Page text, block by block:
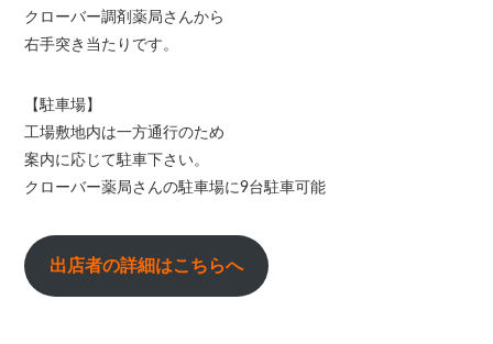
クローバー調剤薬局さんから
右手突き当たりです。
【駐車場】
工場敷地内は一方通行のため
案内に応じて駐車下さい。
クローバー薬局さんの駐車場に9台駐車可能
出店者の詳細はこちらへ